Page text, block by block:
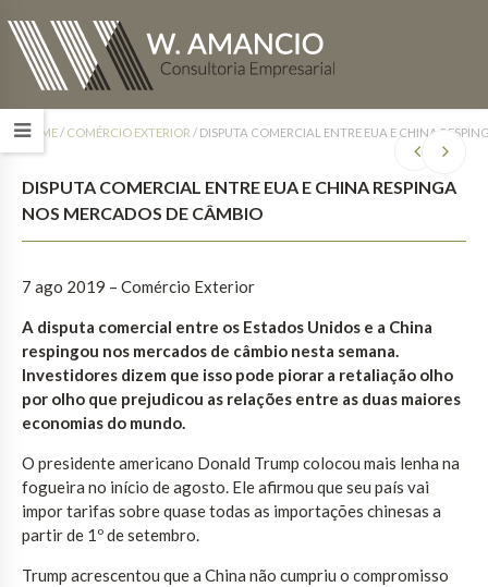
HOME/ COMÉRCIO EXTERIOR / DISPUTA COMERCIAL ENTRE EUA E CHINA
DISPUTA COMERCIAL ENTRE EUA E CHINA RESPINGA
NOS MERCADOS DE CÂMBIO
7 ago 2019 – Comércio Exterior
A disputa comercial entre os Estados Unidos e a China
respingou nos mercados de câmbio nesta semana.
Investidores dizem que isso pode piorar a retaliação olho
por olho que prejudicou as relações entre as duas maiores
economias do mundo.
O presidente americano Donald Trump colocou mais lenha na
fogueira no início de agosto. Ele afirmou que seu país vai
impor tarifas sobre quase todas as importações chinesas a
partir de 1º de setembro.
Trump acrescentou que a China não cumpriu o compromisso